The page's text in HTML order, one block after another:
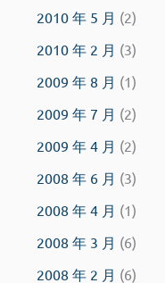
2010 年 5 月 (2)
2010 年 2 月 (3)
2009 年 8 月 (1)
2009 年 7 月 (2)
2009 年 4 月 (2)
2008 年 6 月 (3)
2008 年 4 月 (1)
2008 年 3 月 (6)
2008 年 2 月 (6)